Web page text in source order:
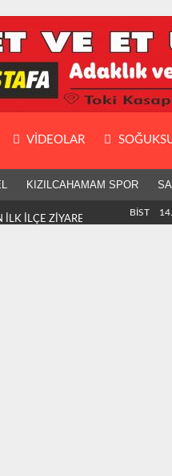
VIDEOLAR
KIZILCAHAMAM SPOR
İLK İLÇE BİST